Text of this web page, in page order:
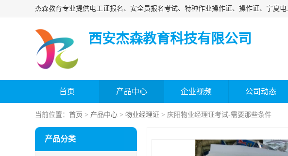
西安杰森教育科技有限公司
首页 产品中心 企业视频 公司动态
当前位置： 首页 > 产品中心 > 物业经理证 > 庆阳物业经理证考试-需要那些条件
产品分类